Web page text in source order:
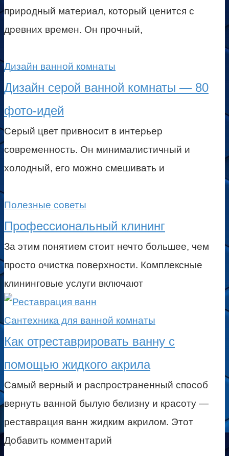
природный материал, который ценится с
древних времен. Он прочный,
Дизайн ванной комнаты
Дизайн серой ванной комнаты — 80
фото-идей
Серый цвет привносит в интерьер
современность. Он минималистичный и
холодный, его можно смешивать и
Полезные советы
Профессиональный клининг
За этим понятием стоит нечто большее, чем
просто очистка поверхности. Комплексные
клининговые услуги включают
Сантехника для ванной комнаты
Как отреставрировать ванну с
помощью жидкого акрила
Самый верный и распространенный способ
вернуть ванной былую белизну и красоту —
реставрация ванн жидким акрилом. Этот
Добавить комментарий